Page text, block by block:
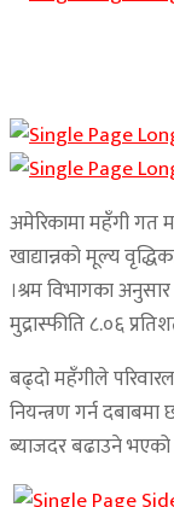
अमेरिकामा महँगी गत
खाद्यान्नको मूल्य
।श्रम विभागका
मुद्रास्फीति ८.०६
बढ्दो महँगीले
नियन्त्रण गर्न
ब्याजदर बढाउने